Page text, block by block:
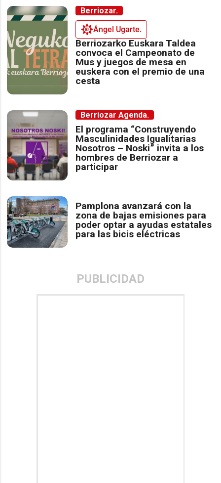
Berriozar.
Ángel Ugarte.
Berriozarko Euskara Taldea
convoca el Campeonato de
Mus y juegos de mesa en
euskera con el premio de una
cesta
Berriozar Agenda.
El programa “Construyendo
Masculinidades Igualitarias
Nosotros – Noski” invita a los
hombres de Berriozar a
participar
Pamplona avanzará con la
zona de bajas emisiones para
poder optar a ayudas estatales
para las bicis eléctricas
PUBLICIDAD